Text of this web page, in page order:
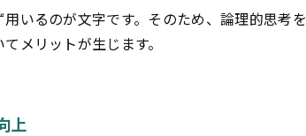
いるのが文字です。そのため、論理的思考
メリットが生じます。
上